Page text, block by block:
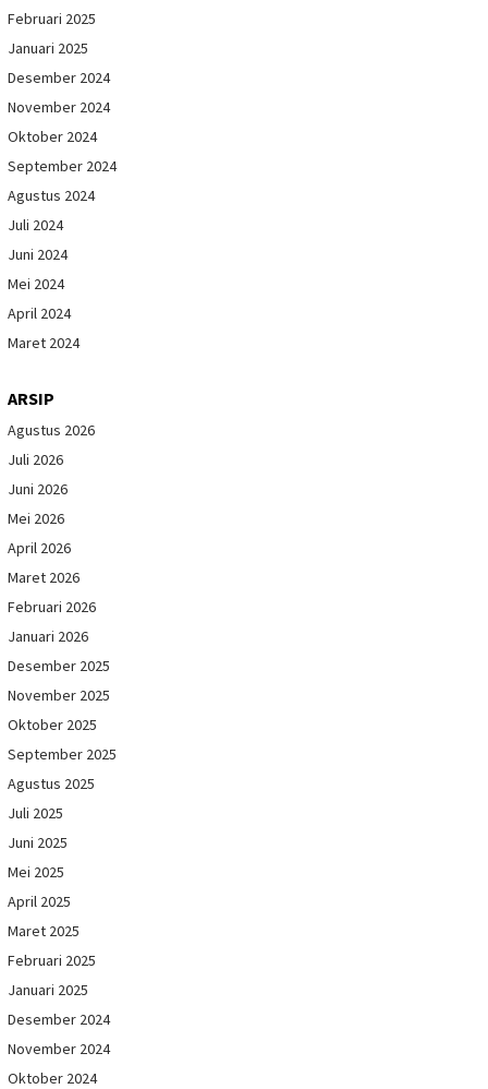
Februari 2025
Januari 2025
Desember 2024
November 2024
Oktober 2024
September 2024
Agustus 2024
Juli 2024
Juni 2024
Mei 2024
April 2024
Maret 2024
ARSIP
Agustus 2026
Juli 2026
Juni 2026
Mei 2026
April 2026
Maret 2026
Februari 2026
Januari 2026
Desember 2025
November 2025
Oktober 2025
September 2025
Agustus 2025
Juli 2025
Juni 2025
Mei 2025
April 2025
Maret 2025
Februari 2025
Januari 2025
Desember 2024
November 2024
Oktober 2024